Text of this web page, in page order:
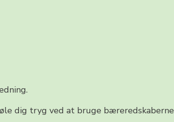
dig tryg ved at bruge bæreredskaberne